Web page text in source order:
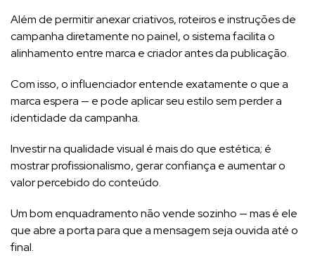
Além de permitir anexar criativos, roteiros e instruções de
campanha diretamente no painel, o sistema facilita o
alinhamento entre marca e criador antes da publicação.
Com isso, o influenciador entende exatamente o que a
marca espera — e pode aplicar seu estilo sem perder a
identidade da campanha.
Investir na qualidade visual é mais do que estética; é
mostrar profissionalismo, gerar confiança e aumentar o
valor percebido do conteúdo.
Um bom enquadramento não vende sozinho — mas é ele
que abre a porta para que a mensagem seja ouvida até o
final.